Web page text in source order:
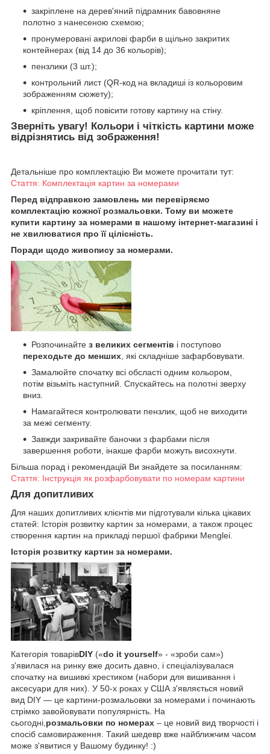
закріплене на дерев'яний підрамник бавовняне
полотно з нанесеною схемою;
пронумеровані акрилові фарби в щільно закритих
контейнерах (від 14 до 36 кольорів);
пензлики (3 шт.);
контрольний лист (QR-код на вкладиші із кольоровим
зображенням сюжету);
кріплення, щоб повісити готову картину на стіну.
Зверніть увагу! Кольори і чіткість картини може
відрізнятись від зображення!
Детальніше про комплектацію Ви можете прочитати тут:
Стаття: Комплектація картин за номерами
Перед відправкою замовлень ми перевіряємо
комплектацію кожної розмальовки. Тому ви можете
купити картину за номерами в нашому інтернет-магазині і
не хвилюватися про її цілісність.
Поради щодо живопису за номерами.
Розпочинайте з великих сегментів і поступово
переходьте до менших , які складніше зафарбовувати.
Замалюйте спочатку всі обсласті одним кольором,
потім візьміть наступний. Спускайтесь на полотні зверху
вниз.
Намагайтеся контролювати пензлик, щоб не виходити
за межі сегменту.
Завжди закривайте баночки з фарбами після
завершення роботи, інакше фарби можуть висохнути.
Більша порад і рекомендацій Ви знайдете за посиланням:
Стаття: Інструкція як розфарбовувати по номерам картини
Для допитливих
Для наших допитливих клієнтів ми підготували кілька цікавих
статей: Історія розвитку картин за номерами, а також процес
створення картин на прикладі першої фабрики Menglei.
Історія розвитку картин за номерами.
Категорія товарівDIY («do it yourself» - «зроби сам»)
з'явилася на ринку вже досить давно, і спеціалізувалася
спочатку на вишивкі хрестиком (набори для вишивання і
аксесуари для них). У 50-х роках у США з'являється новий
вид DIY — це картини-розмальовки за номерами і починають
стрімко завойовувати популярність. На
сьогодні,розмальовки по номерах – це новий вид творчості і
спосіб самовираження. Такий шедевр вже найближчим часом
може з'явитися у Вашому будинку! :)